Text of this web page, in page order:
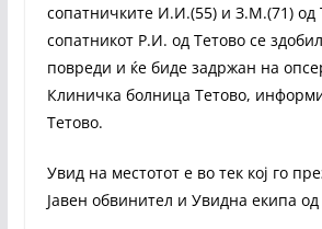
сопатничките И.И.(55) и З.М.(71) од
сопатникот Р.И. од Тетово се
повреди и ќе биде задржан на
Клиничка болница Тетово,
Тетово.
Увид на местотот е во тек кој го
Јавен обвинител и Увидна екипа